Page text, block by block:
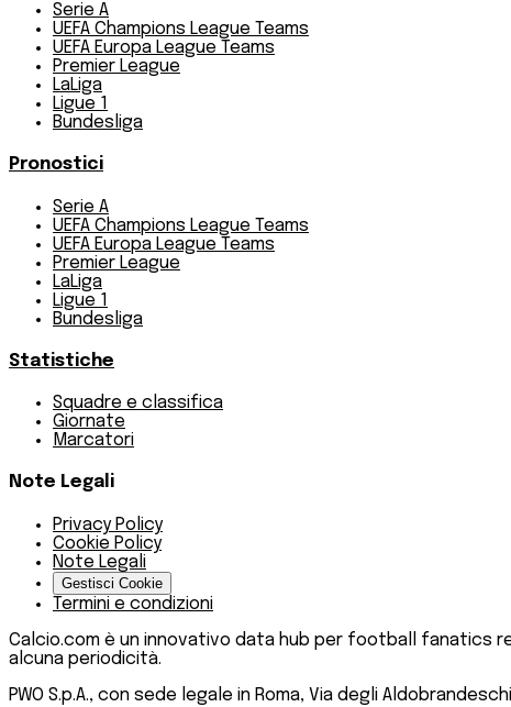
Serie A
UEFA Champions League Teams
UEFA Europa League Teams
Premier League
LaLiga
Ligue 1
Bundesliga
Pronostici
Serie A
UEFA Champions League Teams
UEFA Europa League Teams
Premier League
LaLiga
Ligue 1
Bundesliga
Statistiche
Squadre e classifica
Giornate
Marcatori
Note Legali
Privacy Policy
Cookie Policy
Note Legali
Gestisci Cookie
Termini e condizioni
Calcio.com è un innovativo data hub per football fanatics
alcuna periodicità.
PWO S.p.A., con sede legale in Roma, Via degli